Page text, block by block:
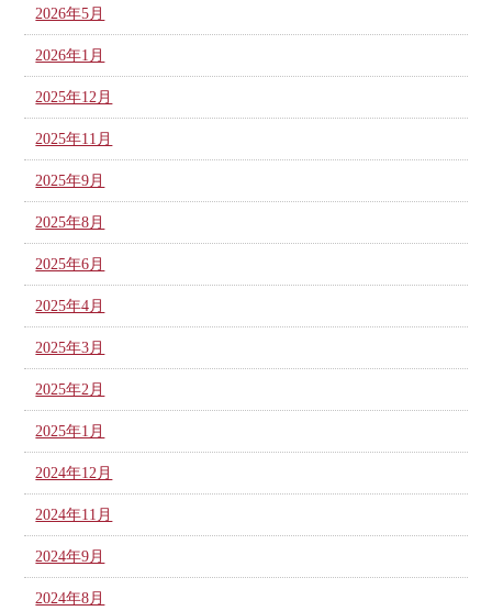
2026年5月
2026年1月
2025年12月
2025年11月
2025年9月
2025年8月
2025年6月
2025年4月
2025年3月
2025年2月
2025年1月
2024年12月
2024年11月
2024年9月
2024年8月